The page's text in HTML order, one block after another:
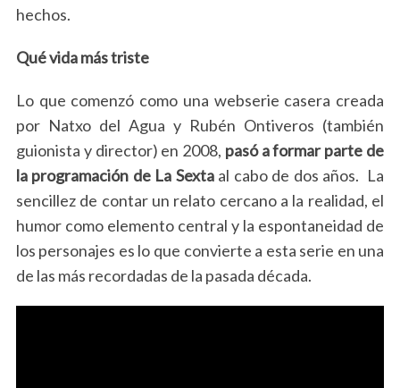
hechos.
Qué vida más triste
Lo que comenzó como una webserie casera creada
por Natxo del Agua y Rubén Ontiveros (también
guionista y director) en 2008, pasó a formar parte de
la programación de La Sexta al cabo de dos años. La
sencillez de contar un relato cercano a la realidad, el
humor como elemento central y la espontaneidad de
los personajes es lo que convierte a esta serie en una
de las más recordadas de la pasada década.